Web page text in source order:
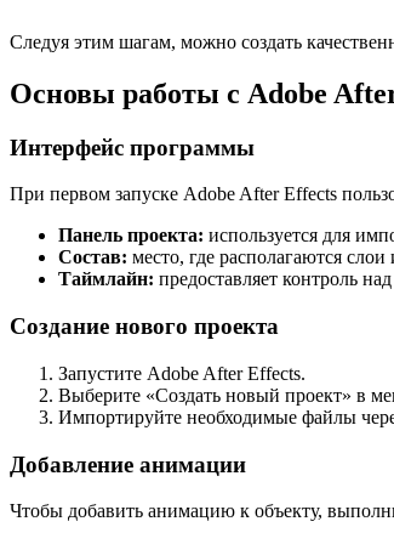
Следуя этим шагам, можно создать
Основы работы с Adobe
Интерфейс программы
При первом запуске Adobe After Effects
Панель проекта: используется для
Состав: место, где располагаются
Таймлайн: предоставляет контроль
Создание нового проекта
Запустите Adobe After Effects.
Выберите «Создать новый проект» в
Импортируйте необходимые файлы
Добавление анимации
Чтобы добавить анимацию к объекту,